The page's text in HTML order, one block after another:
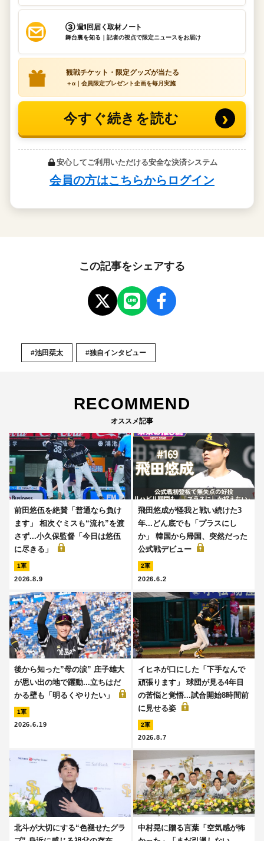
この記事をシェアする
#池田栞太 #独自インタビュー
RECOMMEND
オススメ記事
前田悠伍を絶賛「普通なら負け
ます」 相次ぐミスも“流れ”を渡
さず...小久保監督「今日は悠伍
に尽きる」
1軍
2026.8.9
飛田悠成が怪我と戦い続けた3
年...どん底でも「プラスにし
か」 韓国から帰国、突然だった
公式戦デビュー
2軍
2026.6.2
後から知った”母の涙” 庄子雄大
が思い出の地で躍動...立ちはだ
かる壁も「明るくやりたい」
1軍
2026.6.19
イヒネが口にした「下手なんで
頑張ります」 球団が見る4年目
の苦悩と覚悟...試合開始8時間前
に見せる姿
2軍
2026.8.7
北斗が大切にする“色褪せたグラ
中村晃に贈る言葉「空気感が怖